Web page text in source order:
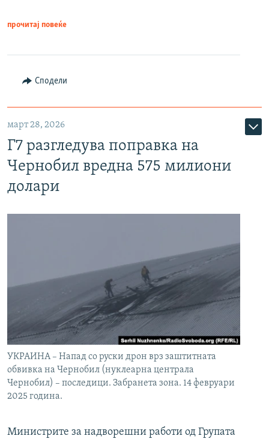
прочитај повеќе
Сподели
март 28, 2026
Г7 разгледува поправка на
Чернобил вредна 575 милиони
долари
УКРАИНА – Напад со руски дрон врз заштитната
обвивка на Чернобил (нуклеарна централа
Чернобил) – последици. Забранета зона. 14 февруари
2025 година.
Министрите за надворешни работи од Групата